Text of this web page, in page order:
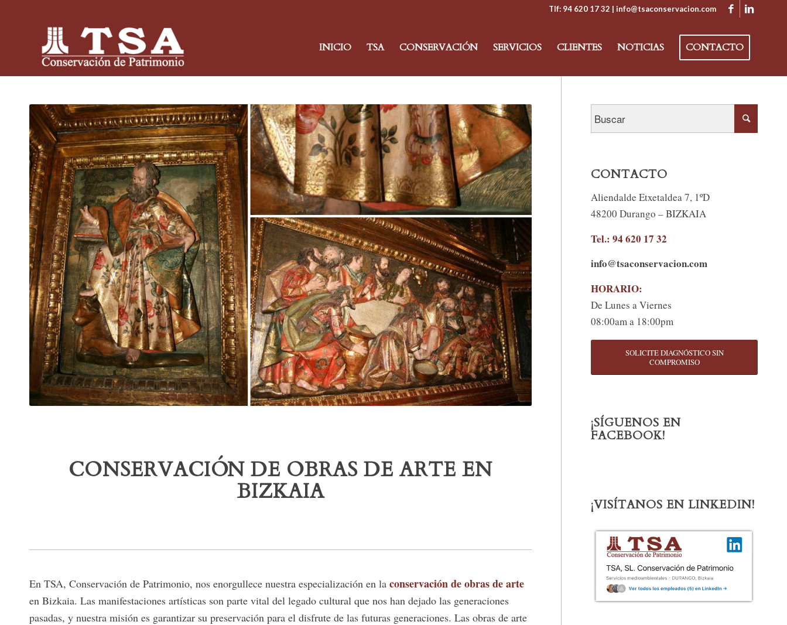
Tlf: 94 620 17 32 | info@tsaconservacion.com
INICIO TSA CONSERVACIÓN SERVICIOS CLIENTES NOTICIAS CONTACTO
CONSERVACIÓN DE OBRAS DE ARTE EN
BIZKAIA
En TSA, Conservación de Patrimonio, nos enorgullece nuestra especialización en la conservación de obras de arte
en Bizkaia. Las manifestaciones artísticas son parte vital del legado cultural que nos han dejado las generaciones
pasadas, y nuestra misión es garantizar su preservación para el disfrute de las futuras generaciones. Las obras de arte
CONTACTO
Aliendalde Etxetaldea 7, 1ºD
48200 Durango – BIZKAIA
Tel.: 94 620 17 32
info@tsaconservacion.com
HORARIO:
De Lunes a Viernes
08:00am a 18:00pm
SOLICITE DIAGNÓSTICO SIN
COMPROMISO
¡SÍGUENOS EN
FACEBOOK!
¡VISÍTANOS EN LINKEDIN!